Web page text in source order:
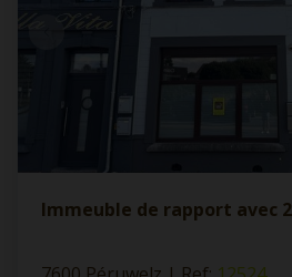
Immeuble de rapport avec